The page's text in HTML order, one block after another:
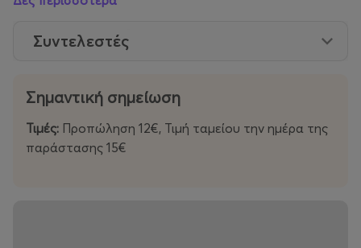
Και συνεχίζει.
Συντελεστές
Σημαντική σημείωση
Τιμές: Προπώληση 12€, Τιμή ταμείου την ημέρα της
παράστασης 15€